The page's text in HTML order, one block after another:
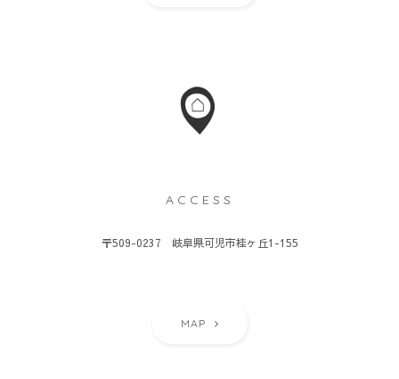
ACCESS
〒509-0237 岐阜県可児市桂ヶ丘1-155
MAP